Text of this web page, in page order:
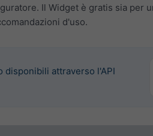
Il Widget è gratis sia per
d'uso.
disponibili attraverso l'API